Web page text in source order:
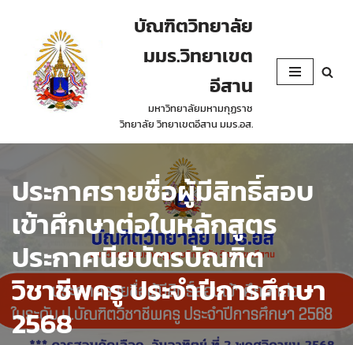
content
บัณฑิตวิทยาลัย
มมร.วิทยาเขต
อีสาน
มหาวิทยาลัยมหามกุฏราช
วิทยาลัย วิทยาเขตอีสาน มมร.อส.
ประกาศรายชื่อผู้มีสิทธิ์สอบ
เข้าศึกษาต่อในหลักสูตร
ประกาศนียบัตรบัณฑิต
วิชาชีพครู ประจำปีการศึกษา
2568